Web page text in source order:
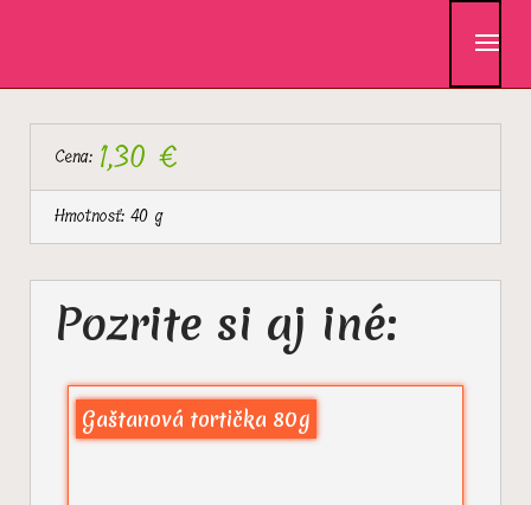
Cena: 1,30 €
Hmotnosť: 40 g
Pozrite si aj iné:
Gaštanová tortička 80g